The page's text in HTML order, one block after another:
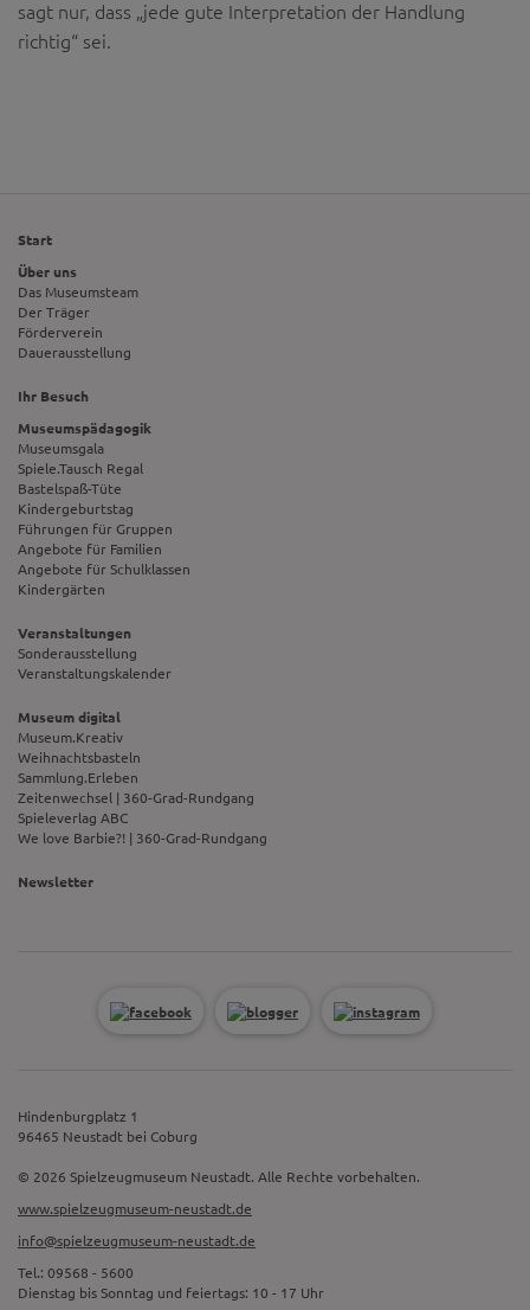
sagt nur, dass „jede gute Interpretation der Handlung
richtig“ sei.
Start
Über uns
Das Museumsteam
Der Träger
Förderverein
Dauerausstellung
Ihr Besuch
Museumspädagogik
Museumsgala
Spiele.Tausch Regal
Bastelspaß-Tüte
Kindergeburtstag
Führungen für Gruppen
Angebote für Familien
Angebote für Schulklassen
Kindergärten
Veranstaltungen
Sonderausstellung
Veranstaltungskalender
Museum digital
Museum.Kreativ
Weihnachtsbasteln
Sammlung.Erleben
Zeitenwechsel | 360-Grad-Rundgang
Spieleverlag ABC
We love Barbie?! | 360-Grad-Rundgang
Newsletter
Hindenburgplatz 1
96465 Neustadt bei Coburg
© 2026 Spielzeugmuseum Neustadt. Alle Rechte vorbehalten.
www.spielzeugmuseum-neustadt.de
info@spielzeugmuseum-neustadt.de
Tel.: 09568 - 5600
Dienstag bis Sonntag und feiertags: 10 - 17 Uhr